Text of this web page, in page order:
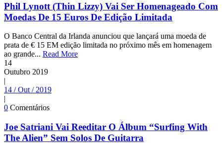
Phil Lynott (Thin Lizzy) Vai Ser Homenageado Com
Moedas De 15 Euros De Edição Limitada
O Banco Central da Irlanda anunciou que lançará uma moeda de
prata de € 15 EM edição limitada no próximo mês em homenagem
ao grande... Read More
14
Outubro 2019
|
14 / Out / 2019
|
0 Comentários
Joe Satriani Vai Reeditar O Álbum “Surfing With
The Alien” Sem Solos De Guitarra